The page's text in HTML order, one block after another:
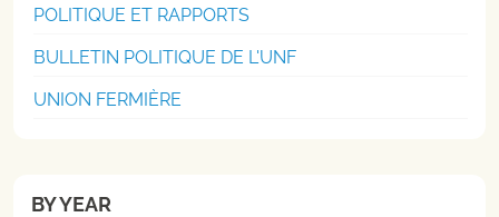
POLITIQUE ET RAPPORTS
BULLETIN POLITIQUE DE L'UNF
UNION FERMIÈRE
BY YEAR